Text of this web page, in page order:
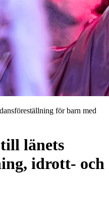
för barn med
länets
idrott- och